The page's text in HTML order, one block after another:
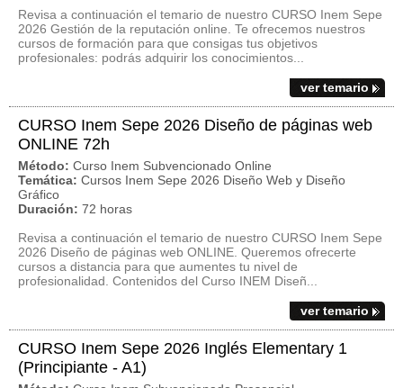
Revisa a continuación el temario de nuestro CURSO Inem Sepe
2026 Gestión de la reputación online. Te ofrecemos nuestros
cursos de formación para que consigas tus objetivos
profesionales: podrás adquirir los conocimientos...
ver temario
CURSO Inem Sepe 2026 Diseño de páginas web
ONLINE 72h
Método: Curso Inem Subvencionado Online
Temática: Cursos Inem Sepe 2026 Diseño Web y Diseño
Gráfico
Duración: 72 horas
Revisa a continuación el temario de nuestro CURSO Inem Sepe
2026 Diseño de páginas web ONLINE. Queremos ofrecerte
cursos a distancia para que aumentes tu nivel de
profesionalidad. Contenidos del Curso INEM Diseñ...
ver temario
CURSO Inem Sepe 2026 Inglés Elementary 1
(Principiante - A1)